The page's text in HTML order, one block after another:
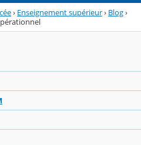
› Enseignement supérieur› Blog›